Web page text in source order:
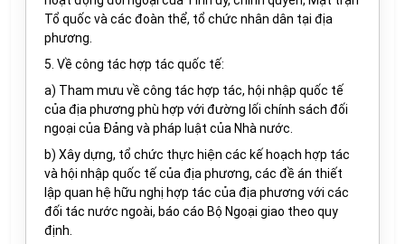
Tổ quốc và các đoàn thể, tổ chức nhân dân tại địa
phương.
5. Về công tác hợp tác quốc tế:
a) Tham mưu về công tác hợp tác, hội nhập quốc tế
của địa phương phù hợp với đường lối chính sách đối
ngoại của Đảng và pháp luật của Nhà nước.
b) Xây dựng, tổ chức thực hiện các kế hoạch hợp tác
và hội nhập quốc tế của địa phương, các đề án thiết
lập quan hệ hữu nghị hợp tác của địa phương với các
đối tác nước ngoài, báo cáo Bộ Ngoại giao theo quy
định.